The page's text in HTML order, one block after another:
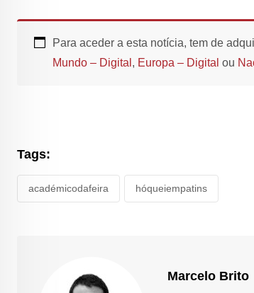
Para aceder a esta notícia, tem de
Mundo – Digital , Europa – Digital ou
Tags:
académicodafeira hóqueiempatins
Marcelo Brito